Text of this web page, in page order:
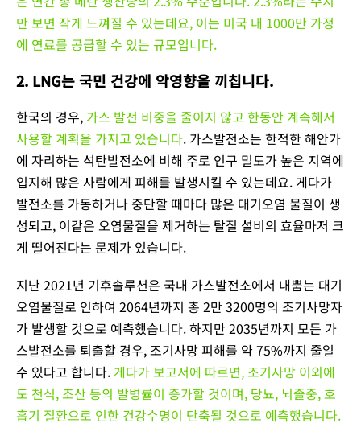
만 보면 작게 느껴질 수 있는데요, 이는 미국 내 1000만 가정
에 연료를 공급할 수 있는 규모입니다.
2. LNG는 국민 건강에 악영향을 끼칩니다.
한국의 경우, 가스 발전 비중을 줄이지 않고 한동안 계속해서
사용할 계획을 가지고 있습니다. 가스발전소는 한적한 해안가
에 자리하는 석탄발전소에 비해 주로 인구 밀도가 높은 지역에
입지해 많은 사람에게 피해를 발생시킬 수 있는데요. 게다가
발전소를 가동하거나 중단할 때마다 많은 대기오염 물질이 생
성되고, 이같은 오염물질을 제거하는 탈질 설비의 효율마저 크
게 떨어진다는 문제가 있습니다.
지난 2021년 기후솔루션은 국내 가스발전소에서 내뿜는 대기
오염물질로 인하여 2064년까지 총 2만 3200명의 조기사망자
가 발생할 것으로 예측했습니다. 하지만 2035년까지 모든 가
스발전소를 퇴출할 경우, 조기사망 피해를 약 75%까지 줄일
수 있다고 합니다. 게다가 보고서에 따르면, 조기사망 이외에
도 천식, 조산 등의 발병률이 증가할 것이며, 당뇨, 뇌졸중, 호
흡기 질환으로 인한 건강수명이 단축될 것으로 예측했습니다.